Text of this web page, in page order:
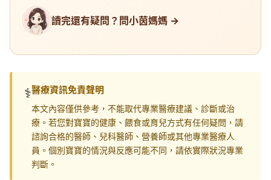
讀完還有疑問？問小茵媽媽 →
⚕️醫療資訊免責聲明
本文內容僅供參考，不能取代專業醫療建議、診斷或治
療。若您對寶寶的健康、餵食或育兒方式有任何疑問，請
諮詢合格的醫師、兒科醫師、營養師或其他專業醫療人
員。個別寶寶的情況與反應可能不同，請依實際狀況專業
判斷。